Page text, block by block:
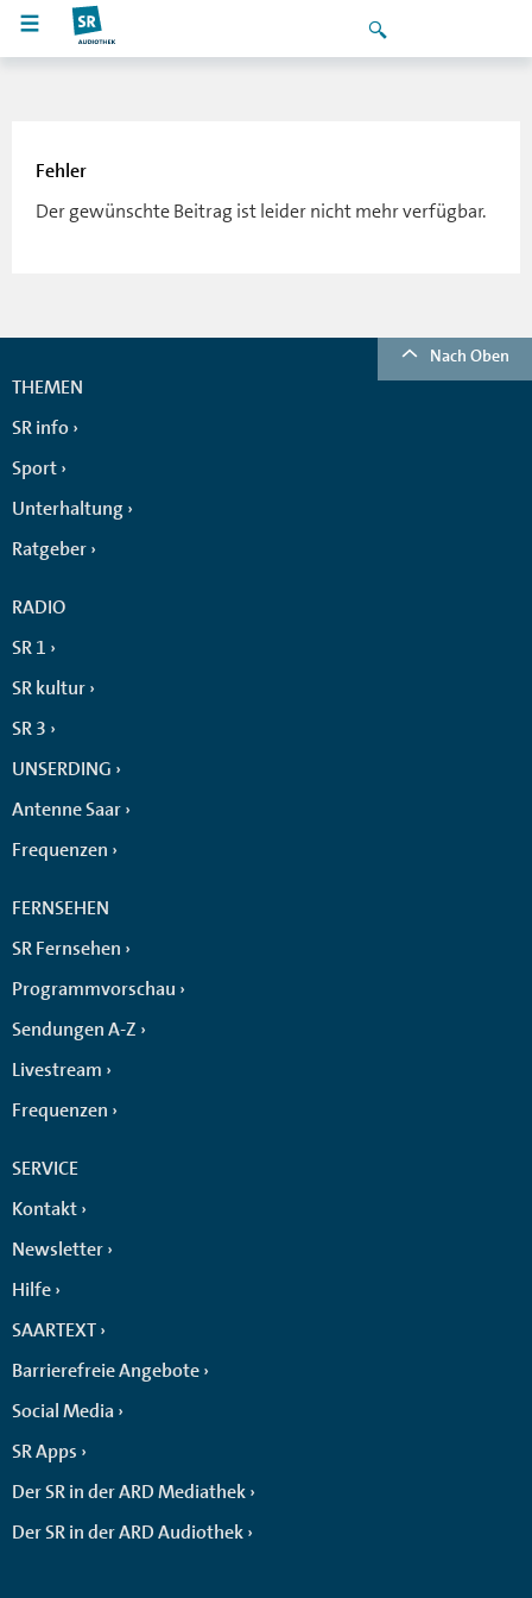
Fehler
Der gewünschte Beitrag ist leider nicht mehr verfügbar.
Nach Oben
THEMEN
SR info
Sport
Unterhaltung
Ratgeber
RADIO
SR 1
SR kultur
SR 3
UNSERDING
Antenne Saar
Frequenzen
FERNSEHEN
SR Fernsehen
Programmvorschau
Sendungen A-Z
Livestream
Frequenzen
SERVICE
Kontakt
Newsletter
Hilfe
SAARTEXT
Barrierefreie Angebote
Social Media
SR Apps
Der SR in der ARD Mediathek
Der SR in der ARD Audiothek